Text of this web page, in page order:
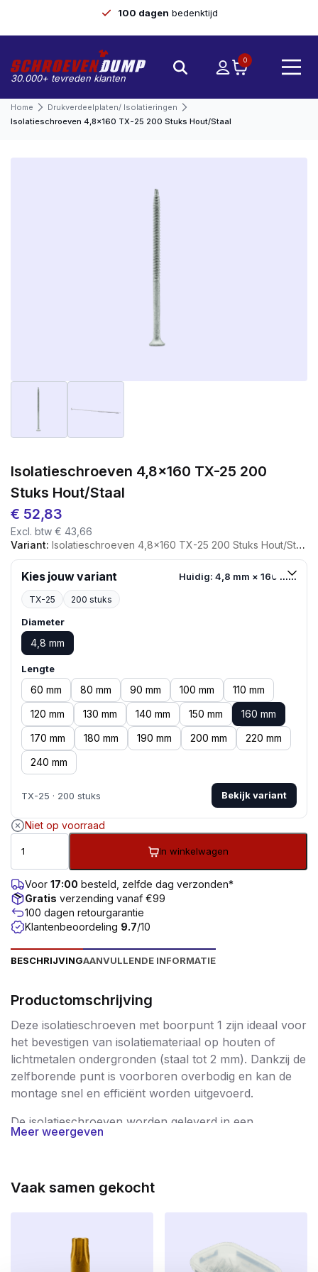
100 dagen bedenktijd
30.000+ tevreden klanten
0
Home
Drukverdeelplaten/ Isolatieringen
Isolatieschroeven 4,8×160 TX-25 200 Stuks Hout/staal
Isolatieschroeven 4,8×160 TX-25 200
Stuks Hout/staal
€ 52,83
Excl. btw € 43,66
Variant: Isolatieschroeven 4,8x160 TX-25 200 Stuks Hout/staal
Kies jouw variant Huidig: 4,8 mm × 160 mm
TX-25 200 stuks
Diameter
4,8 mm
Lengte
60 mm 80 mm 90 mm 100 mm
110 mm
120 mm
130 mm 140 mm 150 mm
160 mm
170 mm
180 mm 190 mm 200 mm
220 mm
240 mm
TX-25 · 200 stuks Bekijk variant
Niet op voorraad
In winkelwagen
Voor 17:00 besteld, zelfde dag verzonden*
Gratis verzending vanaf €99
100 dagen retourgarantie
Klantenbeoordeling 9.7/10
BESCHRIJVINGAANVULLENDE INFORMATIE
Productomschrijving
Deze isolatieschroeven met boorpunt 1 zijn ideaal voor
het bevestigen van isolatiemateriaal op houten of
lichtmetalen ondergronden (staal tot 2 mm). Dankzij de
zelfborende punt is voorboren overbodig en kan de
montage snel en efficiënt worden uitgevoerd.
De isolatieschroeven worden geleverd in een
kartonnen doosje
Toepassingen
Geschikt voor dak-, gevel- en wandisolatie
Zowel voor renovatie- als nieuwbouwprojecten
Meer weergeven
Vaak samen gekocht